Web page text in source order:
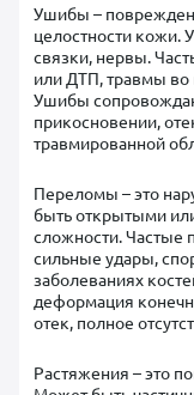
Ушибы –
целостности кожи.
связки, нервы.
или ДТП, травмы во
Ушибы
прикосновении,
травмированной
Переломы – это
быть открытыми
сложности. Частые
сильные удары,
заболеваниях
деформация
отек, полное
Растяжения – это